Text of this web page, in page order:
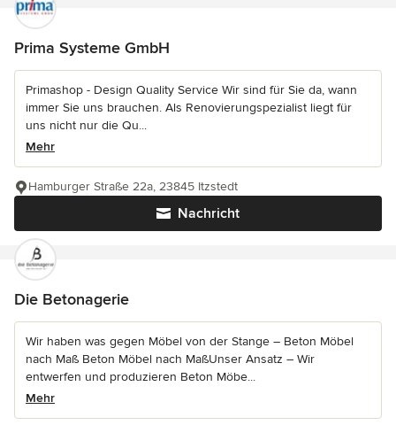
Prima Systeme GmbH
Primashop - Design Quality Service Wir sind für Sie da, wann
immer Sie uns brauchen. Als Renovierungspezialist liegt für
uns nicht nur die Qu...
Mehr
Nachricht
Hamburger Straße 22a, 23845 Itzstedt
Die Betonagerie
Wir haben was gegen Möbel von der Stange – Beton Möbel
nach Maß Beton Möbel nach MaßUnser Ansatz – Wir
entwerfen und produzieren Beton Möbe...
Mehr